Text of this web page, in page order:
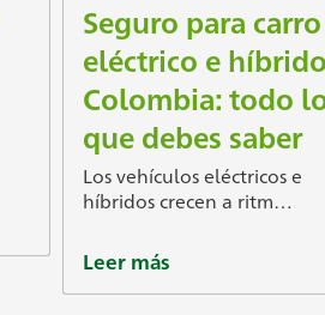
Seguro para carro
eléctrico e
Colombia: todo
que debes saber
Los vehículos eléctricos e
híbridos crecen a ritm…
Leer más